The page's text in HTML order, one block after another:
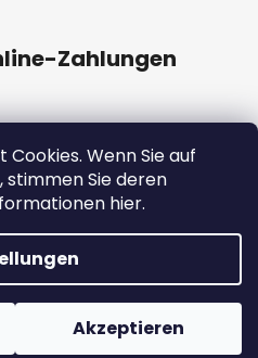
Wenn Sie auf
stimmen Sie deren
hier.
Akzeptieren
offiziellen E-Shop des HC
Zahlungen
FAN CLUB
. Alle Rechte vorbehalten.